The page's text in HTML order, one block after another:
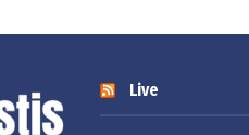
Live